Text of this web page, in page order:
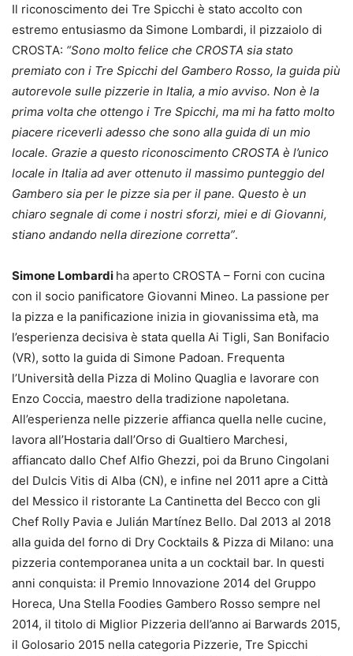
Il riconoscimento dei Tre Spicchi è stato accolto con
estremo entusiasmo da Simone Lombardi, il pizzaiolo di
CROSTA: “Sono molto felice che CROSTA sia stato
premiato con i Tre Spicchi del Gambero Rosso, la guida più
autorevole sulle pizzerie in Italia, a mio avviso. Non è la
prima volta che ottengo i Tre Spicchi, ma mi ha fatto molto
piacere riceverli adesso che sono alla guida di un mio
locale. Grazie a questo riconoscimento CROSTA è l’unico
locale in Italia ad aver ottenuto il massimo punteggio del
Gambero sia per le pizze sia per il pane. Questo è un
chiaro segnale di come i nostri sforzi, miei e di Giovanni,
stiano andando nella direzione corretta”.
Simone Lombardi ha aperto CROSTA – Forni con cucina
con il socio panificatore Giovanni Mineo. La passione per
la pizza e la panificazione inizia in giovanissima età̀, ma
l’esperienza decisiva è stata quella Ai Tigli, San Bonifacio
(VR), sotto la guida di Simone Padoan. Frequenta
l’Università̀ della Pizza di Molino Quaglia e lavorare con
Enzo Coccia, maestro della tradizione napoletana.
All’esperienza nelle pizzerie affianca quella nelle cucine,
lavora all’Hostaria dall’Orso di Gualtiero Marchesi,
affiancato dallo Chef Alfio Ghezzi, poi da Bruno Cingolani
del Dulcis Vitis di Alba (CN), e infine nel 2011 apre a Città
del Messico il ristorante La Cantinetta del Becco con gli
Chef Rolly Pavia e Julián Martínez Bello. Dal 2013 al 2018
alla guida del forno di Dry Cocktails & Pizza di Milano: una
pizzeria contemporanea unita a un cocktail bar. In questi
anni conquista: il Premio Innovazione 2014 del Gruppo
Horeca, Una Stella Foodies Gambero Rosso sempre nel
2014, il titolo di Miglior Pizzeria dell’anno ai Barwards 2015,
il Golosario 2015 nella categoria Pizzerie, Tre Spicchi